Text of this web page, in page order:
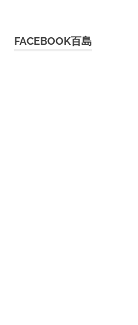
FACEBOOK百島